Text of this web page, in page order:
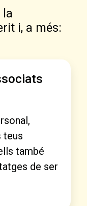
la
i, a més:
teus
també
de ser